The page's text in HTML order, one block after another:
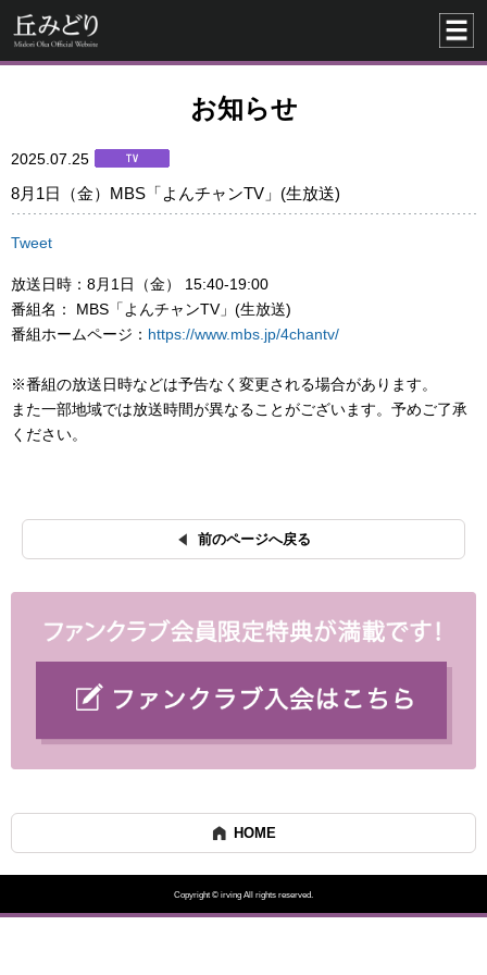
お知らせ
2025.07.25
8月1日（金）MBS「よんチャンTV」(生放送)
Tweet
放送日時：8月1日（金） 15:40-19:00
番組名： MBS「よんチャンTV」(生放送)
番組ホームページ： https://www.mbs.jp/4chantv/
※番組の放送日時などは予告なく変更される場合があります。
また一部地域では放送時間が異なることがございます。予めご了承
ください。
前のページへ戻る
HOME
Copyright © irving All rights reserved.